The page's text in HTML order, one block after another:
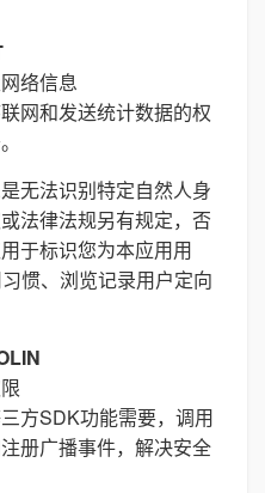
络信息
网和发送统计数据的权
无法识别特定自然人身
法律法规另有规定，否
于标识您为本应用用
惯、浏览记录用户定向
方SDK功能需要，调用
册广播事件，解决安全